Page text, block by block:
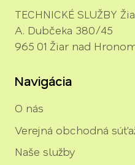
TECHNICKÉ SLUŽBY
A. Dubčeka 380/45
965 01 Žiar nad
Navigácia
O nás
Verejná obchodná
Naše služby